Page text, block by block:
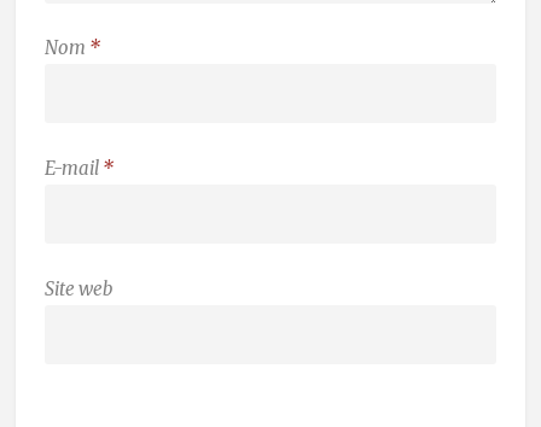
Nom *
E-mail *
Site web